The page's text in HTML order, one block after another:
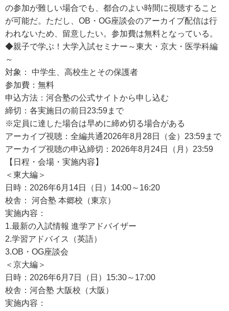
の参加が難しい場合でも、都合のよい時間に視聴すること
が可能だ。ただし、OB・OG座談会のアーカイブ配信は行
われないため、留意したい。参加費は無料となっている。
◆親子で学ぶ！大学入試セミナー～東大・京大・医学科編
～
対象： 中学生、高校生とその保護者
参加費：無料
申込方法：河合塾の公式サイトから申し込む
締切：各実施日の前日23:59まで
※定員に達した場合は早めに締め切る場合がある
アーカイブ視聴：全編共通2026年8月28日（金）23:59まで
アーカイブ視聴の申込締切：2026年8月24日（月）23:59
【日程・会場・実施内容】
＜東大編＞
日時：2026年6月14日（日）14:00～16:20
校舎： 河合塾 本郷校（東京）
実施内容：
1.最新の入試情報 進学アドバイザー
2.学習アドバイス（英語）
3.OB・OG座談会
＜京大編＞
日時：2026年6月7日（日）15:30～17:00
校舎：河合塾 大阪校（大阪）
実施内容：